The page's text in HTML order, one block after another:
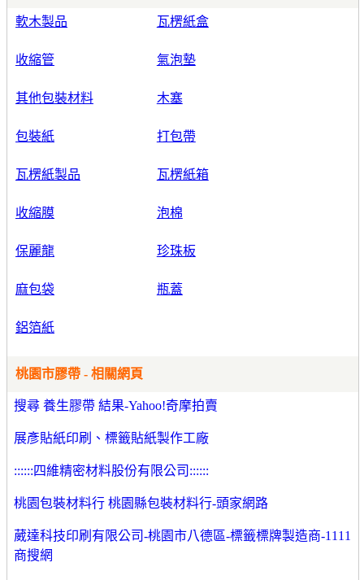
軟木製品 瓦楞紙盒
收縮管 氣泡墊
其他包裝材料 木塞
包裝紙 打包帶
瓦楞紙製品 瓦楞紙箱
收縮膜 泡棉
保麗龍 珍珠板
麻包袋 瓶蓋
鋁箔紙
桃園市膠帶 - 相關網頁
搜尋 養生膠帶 結果-Yahoo!奇摩拍賣
展彥貼紙印刷、標籤貼紙製作工廠
::::::四維精密材料股份有限公司::::::
桃園包裝材料行 桃園縣包裝材料行-頭家網路
葳達科技印刷有限公司-桃園市八德區-標籤標牌製造商-1111
商搜網